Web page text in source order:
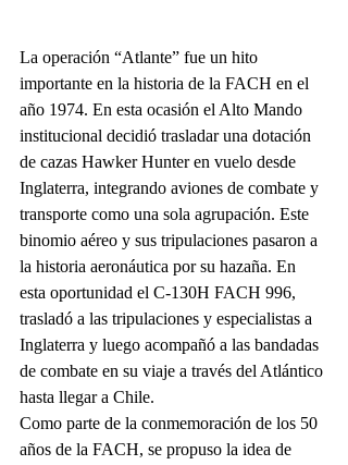
La operación “Atlante” fue un hito
importante en la historia de la FACH en el
año 1974. En esta ocasión el Alto Mando
institucional decidió trasladar una dotación
de cazas Hawker Hunter en vuelo desde
Inglaterra, integrando aviones de combate y
transporte como una sola agrupación. Este
binomio aéreo y sus tripulaciones pasaron a
la historia aeronáutica por su hazaña. En
esta oportunidad el C-130H FACH 996,
trasladó a las tripulaciones y especialistas a
Inglaterra y luego acompañó a las bandadas
de combate en su viaje a través del Atlántico
hasta llegar a Chile.
Como parte de la conmemoración de los 50
años de la FACH, se propuso la idea de